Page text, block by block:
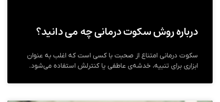
درباره روش سکوت درمانی چه می دانید؟
سکوت درمانی امتناع از صحبت با کسی است که اغلب به عنوان
ابزاری برای تنبیه، خدشه‌ی عاطفی یا کنترلش استفاده می‌شود.